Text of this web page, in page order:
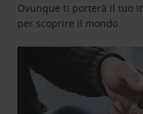
Ovunque ti porterà il tuo
per scoprire il mondo.